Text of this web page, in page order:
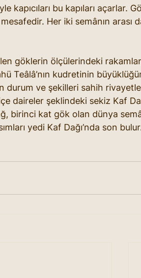
kapıcıları bu kapıları açarlar.
Her iki semânın arası
göklerin ölçülerindeki
Teâlâ’nın kudretinin
ve şekilleri sahih
daireler şeklindeki sekiz Kaf
birinci kat gök olan dünya
yedi Kaf Dağı’nda son